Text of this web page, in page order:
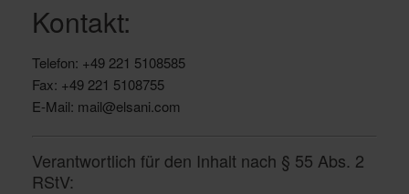
Kontakt:
Telefon: +49 221 5108585
Fax: +49 221 5108755
E-Mail: mail@elsani.com
Verantwortlich für den Inhalt nach § 55 Abs. 2
RStV: